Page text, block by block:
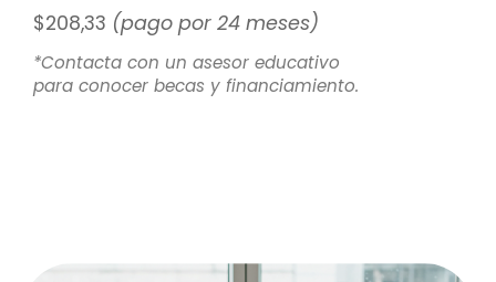
$208,33 (pago por 24 meses)
*Contacta con un asesor educativo
para conocer becas y financiamiento.